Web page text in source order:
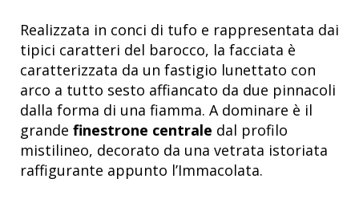
Realizzata in conci di tufo e rappresentata dai
tipici caratteri del barocco, la facciata è
caratterizzata da un fastigio lunettato con
arco a tutto sesto affiancato da due pinnacoli
dalla forma di una fiamma. A dominare è il
grande finestrone centrale dal profilo
mistilineo, decorato da una vetrata istoriata
raffigurante appunto l’Immacolata.